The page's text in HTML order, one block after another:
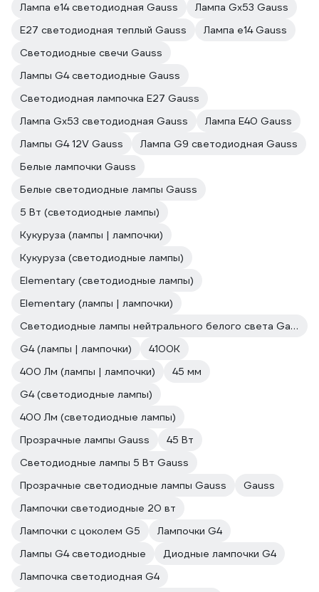
Лампа е14 светодиодная Gauss
Лампа Gx53 Gauss
E27 светодиодная теплый Gauss
Лампа е14 Gauss
Светодиодные свечи Gauss
Лампы G4 светодиодные Gauss
Светодиодная лампочка E27 Gauss
Лампа Gx53 светодиодная Gauss
Лампа E40 Gauss
Лампы G4 12V Gauss
Лампа G9 светодиодная Gauss
Белые лампочки Gauss
Белые светодиодные лампы Gauss
5 Вт (светодиодные лампы)
Кукуруза (лампы | лампочки)
Кукуруза (светодиодные лампы)
Elementary (светодиодные лампы)
Elementary (лампы | лампочки)
Светодиодные лампы нейтрального белого света Gauss
G4 (лампы | лампочки)
4100К
400 Лм (лампы | лампочки)
45 мм
G4 (светодиодные лампы)
400 Лм (светодиодные лампы)
Прозрачные лампы Gauss
45 Вт
Светодиодные лампы 5 Вт Gauss
Прозрачные светодиодные лампы Gauss
Gauss
Лампочки светодиодные 20 вт
Лампочки с цоколем G5
Лампочки G4
Лампы G4 светодиодные
Диодные лампочки G4
Лампочка светодиодная G4